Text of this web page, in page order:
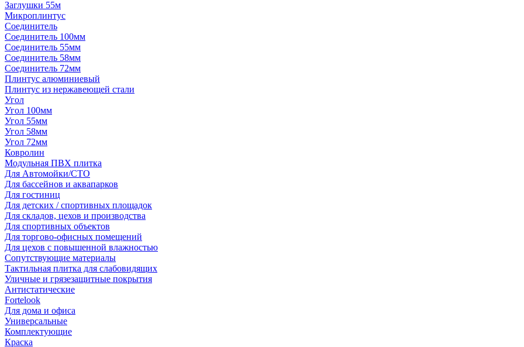
Заглушки 55м
Микроплинтус
Соединитель
Соединитель 100мм
Соединитель 55мм
Соединитель 58мм
Соединитель 72мм
Плинтус алюминиевый
Плинтус из нержавеющей стали
Угол
Угол 100мм
Угол 55мм
Угол 58мм
Угол 72мм
Ковролин
Модульная ПВХ плитка
Для Автомойки/СТО
Для бассейнов и аквапарков
Для гостиниц
Для детских / спортивных площадок
Для складов, цехов и производства
Для спортивных объектов
Для торгово-офисных помещений
Для цехов с повышенной влажностью
Сопутствующие материалы
Тактильная плитка для слабовидящих
Уличные и грязезащитные покрытия
Антистатические
Fortelook
Для дома и офиса
Универсальные
Комплектующие
Краска